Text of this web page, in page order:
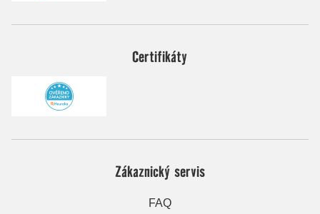
Certifikáty
Zákaznický servis
FAQ